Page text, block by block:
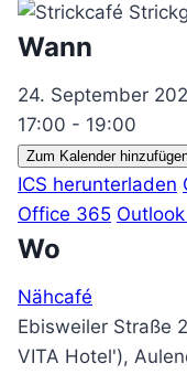
Wann
24. September
17:00 - 19:00
Zum Kalender
ICS herunterladen
Office 365
Wo
Nähcafé
Ebisweiler Straße
VITA Hotel'),